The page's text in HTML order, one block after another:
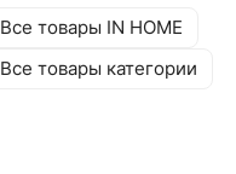
Все товары IN HOME
Все товары категории